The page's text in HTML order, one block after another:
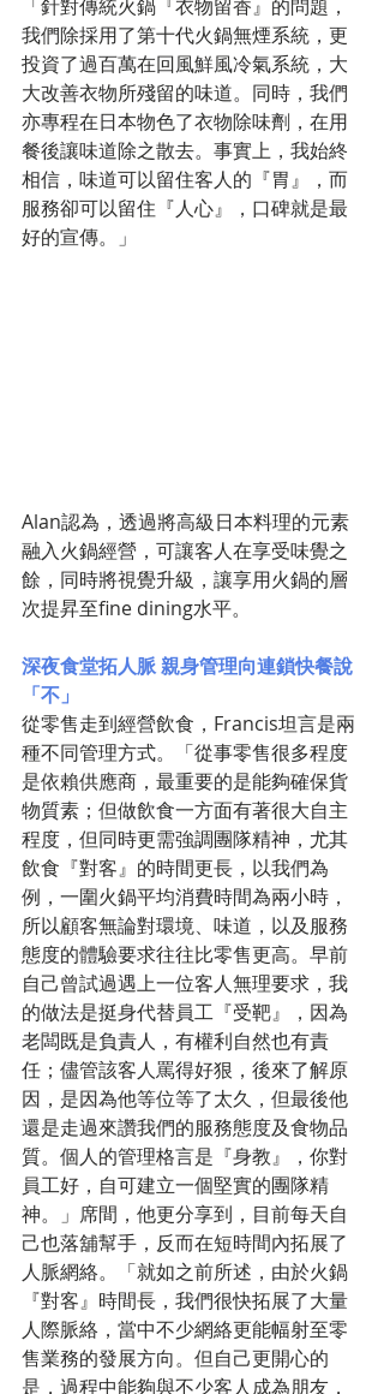
「針對傳統火鍋『衣物留香』的問題，
我們除採用了第十代火鍋無煙系統，更
投資了過百萬在回風鮮風冷氣系統，大
大改善衣物所殘留的味道。同時，我們
亦專程在日本物色了衣物除味劑，在用
餐後讓味道除之散去。事實上，我始終
相信，味道可以留住客人的『胃』，而
服務卻可以留住『人心』，口碑就是最
好的宣傳。」
Alan認為，透過將高級日本料理的元素
融入火鍋經營，可讓客人在享受味覺之
餘，同時將視覺升級，讓享用火鍋的層
次提昇至fine dining水平。
深夜食堂拓人脈 親身管理向連鎖快餐說
「不」
從零售走到經營飲食，Francis坦言是兩
種不同管理方式。「從事零售很多程度
是依賴供應商，最重要的是能夠確保貨
物質素；但做飲食一方面有著很大自主
程度，但同時更需強調團隊精神，尤其
飲食『對客』的時間更長，以我們為
例，一圍火鍋平均消費時間為兩小時，
所以顧客無論對環境、味道，以及服務
態度的體驗要求往往比零售更高。早前
自己曾試過遇上一位客人無理要求，我
的做法是挺身代替員工『受靶』，因為
老闆既是負責人，有權利自然也有責
任；儘管該客人罵得好狠，後來了解原
因，是因為他等位等了太久，但最後他
還是走過來讚我們的服務態度及食物品
質。個人的管理格言是『身教』，你對
員工好，自可建立一個堅實的團隊精
神。」席間，他更分享到，目前每天自
己也落舖幫手，反而在短時間內拓展了
人脈網絡。「就如之前所述，由於火鍋
『對客』時間長，我們很快拓展了大量
人際脈絡，當中不少網絡更能幅射至零
售業務的發展方向。但自己更開心的
是，過程中能夠與不少客人成為朋友，